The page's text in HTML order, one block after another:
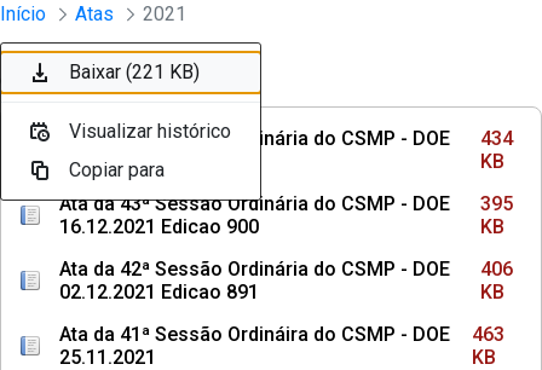
Pular para o Conteúdo principal
Sessões e Reuniões - Documentos
Início Atas 2021
Ordenar Filtro
Ata da 44ª Sessão Ordinária do CSMP - DOE
13.01.2022 Edicao 914
434
KB
Ata da 43ª Sessão Ordinária do CSMP - DOE
16.12.2021 Edicao 900
395
KB
Ata da 42ª Sessão Ordinária do CSMP - DOE
02.12.2021 Edicao 891
406
KB
Ata da 41ª Sessão Ordináira do CSMP - DOE
25.11.2021
463
KB
Baixar (434 KB)
Visualizar histórico
Copiar para
Baixar (395 KB)
Visualizar histórico
Copiar para
Baixar (406 KB)
Visualizar histórico
Copiar para
Baixar (463 KB)
Visualizar histórico
Copiar para
Baixar (349 KB)
Visualizar histórico
Copiar para
Baixar (232 KB)
Visualizar histórico
Copiar para
Baixar (174 KB)
Visualizar histórico
Copiar para
Baixar (203 KB)
Visualizar histórico
Copiar para
Baixar (219 KB)
Visualizar histórico
Copiar para
Baixar (221 KB)
Visualizar histórico
Copiar para